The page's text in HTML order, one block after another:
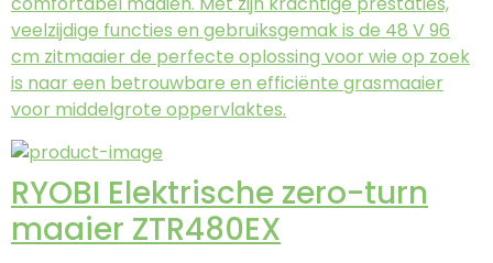
veelzijdige functies en gebruiksgemak is de 48 V 96
cm zitmaaier de perfecte oplossing voor wie op zoek
is naar een betrouwbare en efficiënte grasmaaier
voor middelgrote oppervlaktes.
RYOBI Elektrische zero-turn
maaier ZTR480EX